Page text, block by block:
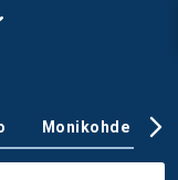
Monikohde